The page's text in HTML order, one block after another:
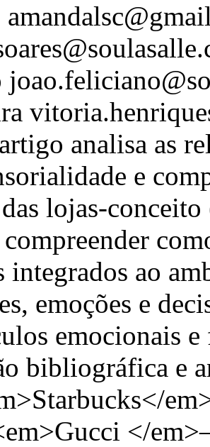
analisa as
e
lojas-
compreender
integrados ao
emoções e
emocionais
bibliográfica e
</